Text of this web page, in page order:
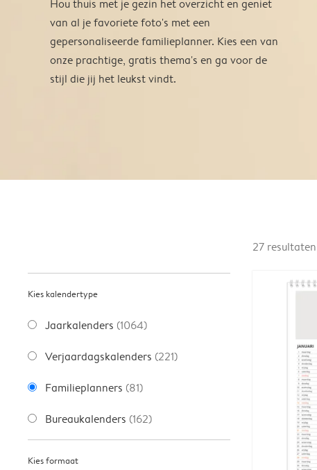
Hou thuis met je gezin het overzicht en geniet
van al je favoriete foto's met een
gepersonaliseerde familieplanner. Kies een van
onze prachtige, gratis thema's en ga voor de
stijl die jij het leukst vindt.
Kies kalendertype
Jaarkalenders (1064)
Verjaardagskalenders (221)
Familieplanners (81)
Bureaukalenders (162)
Kies formaat
27 resultaten